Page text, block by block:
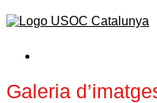
Galeria